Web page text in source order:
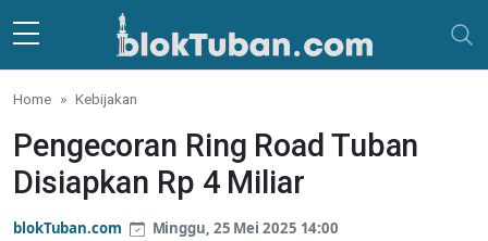
Skip to main content
Home Kebijakan
Pengecoran Ring Road Tuban
Disiapkan Rp 4 Miliar
blokTuban.com Minggu, 25 Mei 2025 14:00